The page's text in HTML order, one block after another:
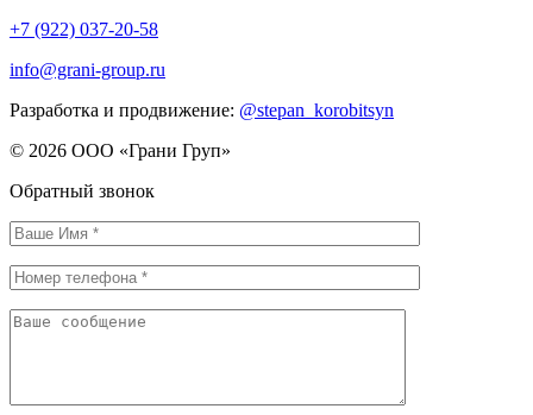
+7 (922) 037-20-58
info@grani-group.ru
Разработка и продвижение: @stepan_korobitsyn
© 2026 ООО «Грани Груп»
Обратный звонок